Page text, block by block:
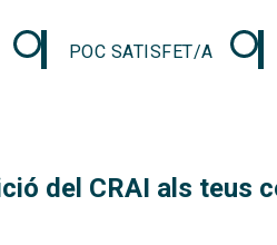
POC SATISFET/A
del CRAI als teus